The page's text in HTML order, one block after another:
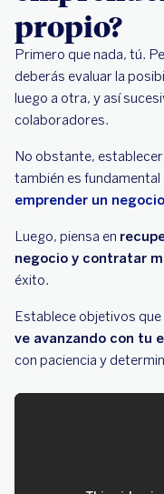
propio?
Primero que nada, tú.
deberás evaluar la
luego a otra, y así
colaboradores.
No obstante,
también es fundamental
emprender un
Luego, piensa en
negocio y contratar
éxito.
Establece objetivos
ve avanzando con tu
con paciencia y